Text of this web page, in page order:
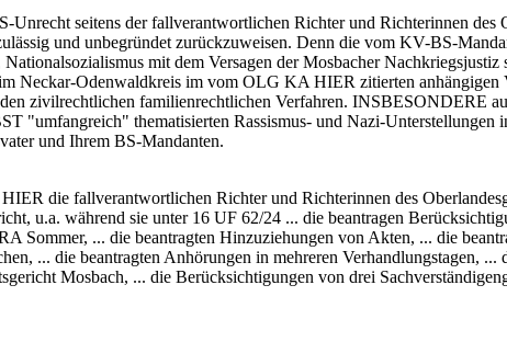
seitens der fallverantwortlichen Richter und Richterinnen des
und unbegründet zurückzuweisen. Denn die vom KV-BS-
mit dem Versagen der Mosbacher Nachkriegsjustiz
Neckar-Odenwaldkreis im vom OLG KA HIER zitierten anhängigen
zivilrechtlichen familienrechtlichen Verfahren. INSBESONDERE
"umfangreich" thematisierten Rassismus- und Nazi-Unterstellungen
und Ihrem BS-Mandanten.
die fallverantwortlichen Richter und Richterinnen des
u.a. während sie unter 16 UF 62/24 ... die beantragen
Sommer, ... die beantragten Hinzuziehungen von Akten, ... die
... die beantragten Anhörungen in mehreren Verhandlungstagen, ...
Mosbach, ... die Berücksichtigungen von drei